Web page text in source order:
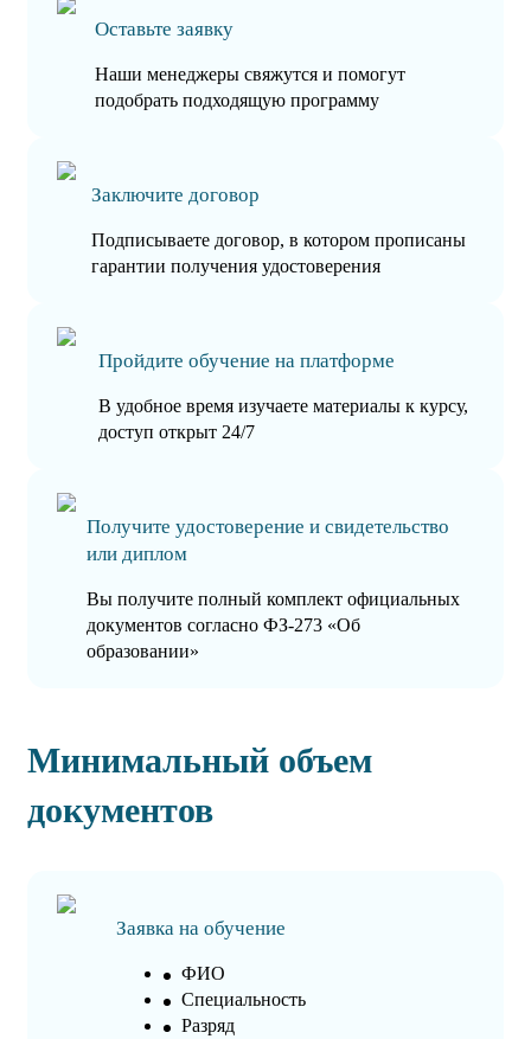
Оставьте заявку
Наши менеджеры свяжутся и помогут
подобрать подходящую программу
Заключите договор
Подписываете договор, в котором прописаны
гарантии получения удостоверения
Пройдите обучение на платформе
В удобное время изучаете материалы к курсу,
доступ открыт 24/7
Получите удостоверение и свидетельство
или диплом
Вы получите полный комплект официальных
документов согласно ФЗ-273 «Об
образовании»
Минимальный объем
документов
Заявка на обучение
ФИО
Специальность
Разряд